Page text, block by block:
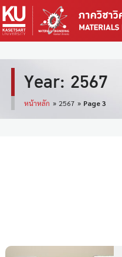
Year: 2567
หน้าหลัก » 2567 » Page 3